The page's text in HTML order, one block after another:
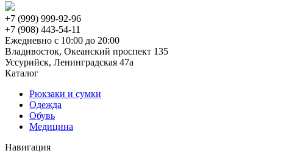
+7 (999) 999-92-96
+7 (908) 443-54-11
Ежедневно с 10:00 до 20:00
Владивосток, Океанский проспект 135
Уссурийск, Ленинградская 47а
Каталог
Рюкзаки и сумки
Одежда
Обувь
Медицина
Навигация